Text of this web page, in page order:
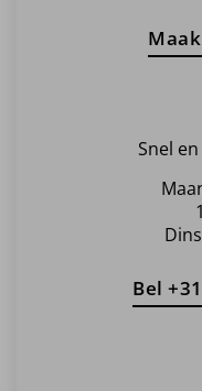
Snel
Bel